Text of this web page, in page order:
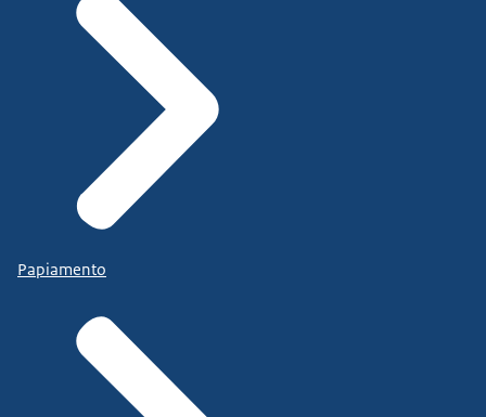
Papiamento